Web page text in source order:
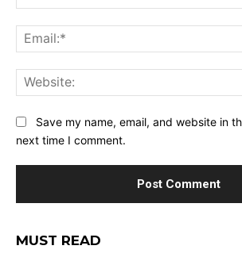
Save my name, email, and website in
next time I comment.
MUST READ